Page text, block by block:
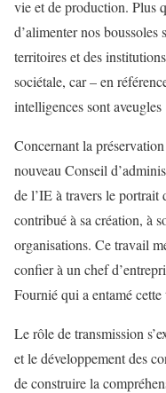
vie et de production. Plus
d’alimenter nos boussoles
territoires et des
sociétale, car – en
intelligences sont aveugles
Concernant la
nouveau Conseil
de l’IE à travers le portrait
contribué à sa création, à
organisations. Ce travail
confier à un chef
Fournié qui a entamé cette
Le rôle de transmission
et le développement des
de construire la